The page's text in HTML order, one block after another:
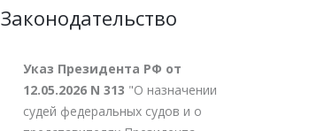
Законодательство
Указ Президента РФ от
12.05.2026 N 313 "О назначении
судей федеральных судов и о